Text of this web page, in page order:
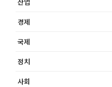
산업
경제
국제
정치
사회